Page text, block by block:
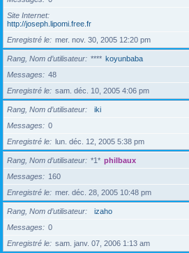
Site Internet
http://joseph.lipomi.free.fr
Enregistré le
mer. nov. 30, 2005 12:20 pm
Rang, Nom d’utilisateur **** koyunbaba
Messages
48
Enregistré le
sam. déc. 10, 2005 4:06 pm
Rang, Nom d’utilisateur
iki
Messages
0
Enregistré le
lun. déc. 12, 2005 5:38 pm
Rang, Nom d’utilisateur *1* philbaux
Messages
160
Enregistré le
mer. déc. 28, 2005 10:48 pm
Rang, Nom d’utilisateur
izaho
Messages
0
Enregistré le
sam. janv. 07, 2006 1:13 am